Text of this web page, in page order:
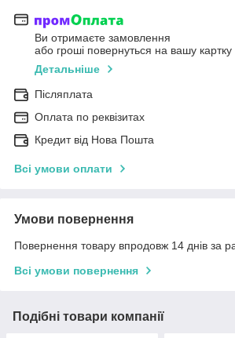
Ви отримаєте замовлення
або гроші повернуться на вашу картку
Детальніше
Післяплата
Оплата по реквізитах
Кредит від Нова Пошта
Всі умови оплати
Умови повернення
Повернення товару впродовж 14 днів за
Всі умови повернення
Подібні товари компанії